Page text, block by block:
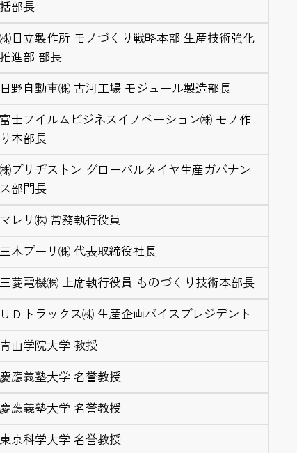
括部長
㈱日立製作所 モノづくり戦略本部 生産技術強化
推進部 部長
日野自動車㈱ 古河工場 モジュール製造部長
富士フイルムビジネスイノベーション㈱ モノ作
り本部長
㈱ブリヂストン グローバルタイヤ生産ガバナン
ス部門長
マレリ㈱ 常務執行役員
三木プーリ㈱ 代表取締役社長
三菱電機㈱ 上席執行役員 ものづくり技術本部長
ＵＤトラックス㈱ 生産企画バイスプレジデント
青山学院大学 教授
慶應義塾大学 名誉教授
慶應義塾大学 名誉教授
東京科学大学 名誉教授